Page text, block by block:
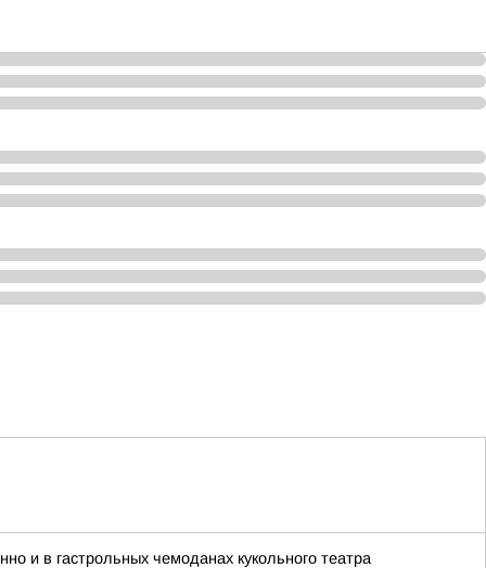
и в гастрольных чемоданах кукольного театра